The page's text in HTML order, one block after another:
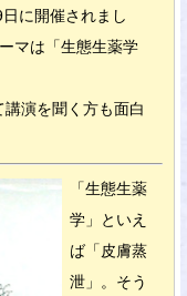
に開催されまし
マは「生態生薬学
演を聞く方も面白
「生態生薬
学」といえ
ば「皮膚蒸
泄」。そう